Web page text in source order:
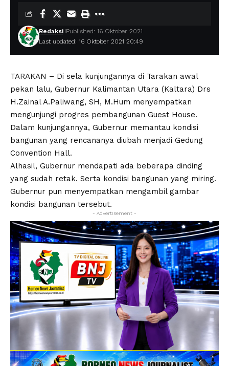
Last updated: 16 Oktober 2021 20:49
Redaksi Published: 16 Oktober 2021
TARAKAN – Di sela kunjungannya di Tarakan awal
pekan lalu, Gubernur Kalimantan Utara (Kaltara) Drs
H.Zainal A.Paliwang, SH, M.Hum menyempatkan
mengunjungi progres pembangunan Guest House.
Dalam kunjungannya, Gubernur memantau kondisi
bangunan yang rencananya diubah menjadi Gedung
Convention Hall.
Alhasil, Gubernur mendapati ada beberapa dinding
yang sudah retak. Serta kondisi bangunan yang miring.
Gubernur pun menyempatkan mengambil gambar
kondisi bangunan tersebut.
- Advertisement -